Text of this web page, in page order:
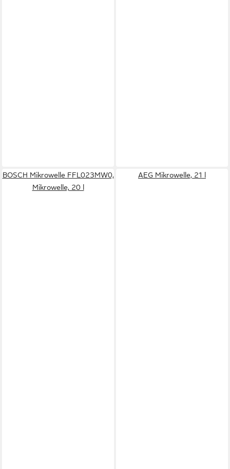
BOSCH Mikrowelle FFL023MW0,
Mikrowelle, 20 l
AEG Mikrowelle, 21 l